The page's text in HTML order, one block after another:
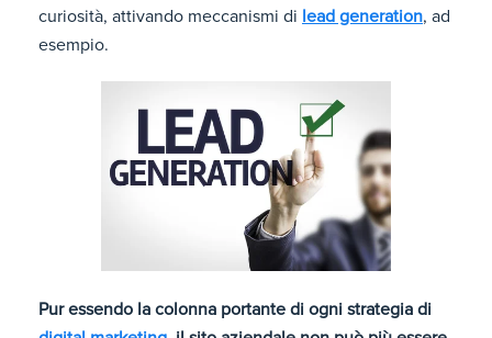
curiosità, attivando meccanismi di lead generation, ad
esempio.
Pur essendo la colonna portante di ogni strategia di